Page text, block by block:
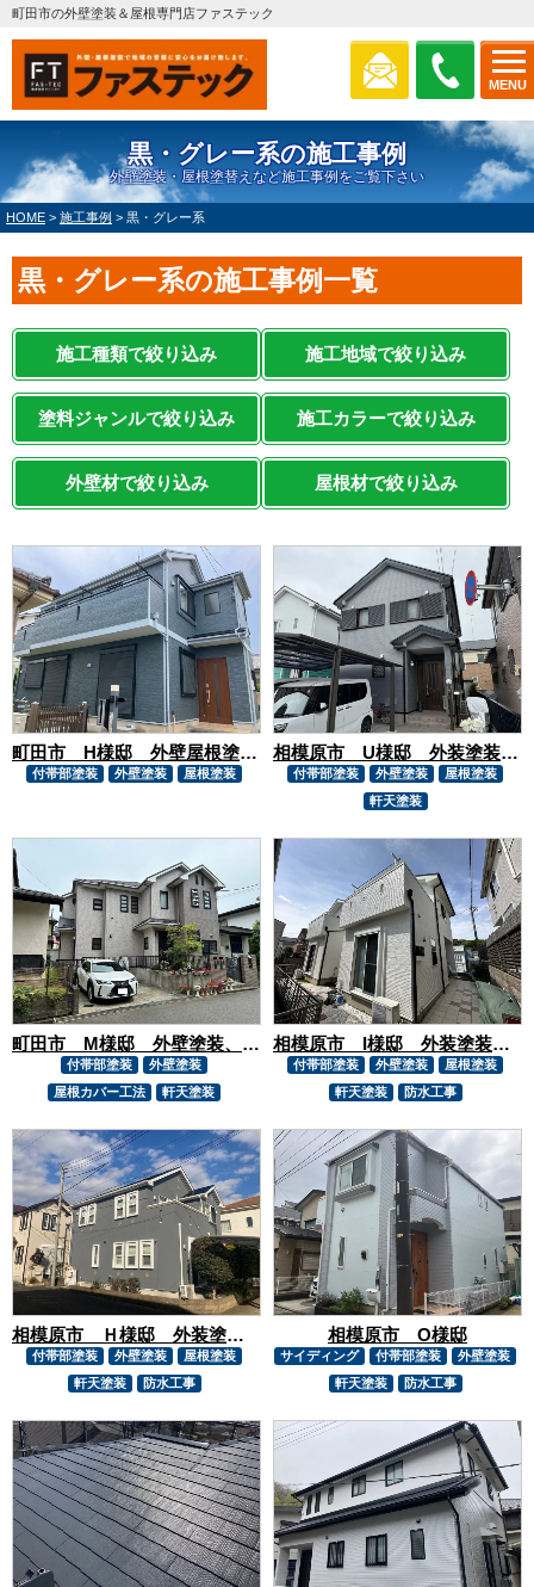
MENU
町田市の外壁塗装＆屋根専門店ファステック
黒・グレー系の施工事例
外壁塗装・屋根塗替えなど施工事例をご覧下さい
HOME > 施工事例 > 黒・グレー系
黒・グレー系の施工事例一覧
施工種類で絞り込み 施工地域で絞り込み
塗料ジャンルで絞り込み 施工カラーで絞り込み
外壁材で絞り込み 屋根材で絞り込み
町田市 H様邸 外壁屋根塗装工事
付帯部塗装 外壁塗装 屋根塗装
相模原市 U様邸 外装塗装工事
付帯部塗装 外壁塗装
屋根塗装
軒天塗装
町田市 M様邸 外壁塗装、屋根カバー工事
付帯部塗装
外壁塗装
屋根カバー工法
軒天塗装
相模原市 I様邸 外装塗装工事
付帯部塗装 外壁塗装
屋根塗装
軒天塗装
防水工事
相模原市 Ｈ様邸 外装塗装工事
付帯部塗装 外壁塗装
屋根塗装
軒天塗装
防水工事
相模原市 O様邸
サイディング 付帯部塗装
外壁塗装
軒天塗装
防水工事